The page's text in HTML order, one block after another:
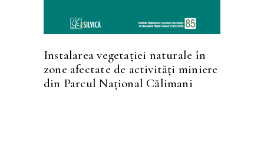
Instalarea vegetaţiei naturale în
zone afectate de activităţi miniere
din Parcul Naţional Călimani